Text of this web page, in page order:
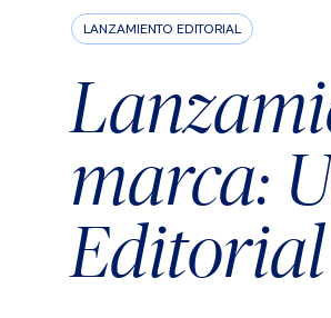
LANZAMIENTO EDITORIAL
marca:
Editorial